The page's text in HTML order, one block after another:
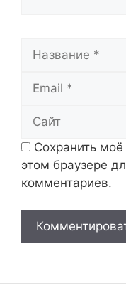
Сохранить
этом браузере
комментариев.